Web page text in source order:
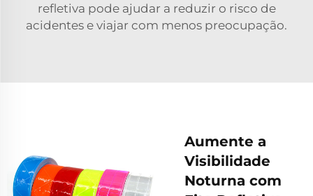
refletiva pode ajudar a reduzir o risco de
acidentes e viajar com menos preocupação.
Aumente a
Visibilidade
Noturna com